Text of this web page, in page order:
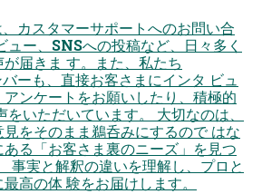
カスタマーサポートへのお問い合
ュー、SNSへの投稿など、日々多く
届きま す。また、私たち
ーも、直接お客さまにインタ ビュ
ンケートをお願いしたり、積極的
をいただいています。 大切なのは、
をそのまま鵜呑みにするので はな
ある「お客さま裏のニーズ」を見つ
事実と解釈の違いを理解し、プロと
高の体 験をお届けします。